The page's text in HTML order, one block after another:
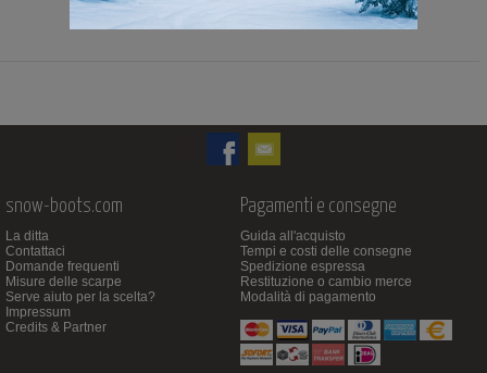
149,00 Euro
snow-boots.com
La ditta
Contattaci
Domande frequenti
Misure delle scarpe
Serve aiuto per la scelta?
Impressum
Credits & Partner
Pagamenti e consegne
Guida all'acquisto
Tempi e costi delle consegne
Spedizione espressa
Restituzione o cambio merce
Modalità di pagamento